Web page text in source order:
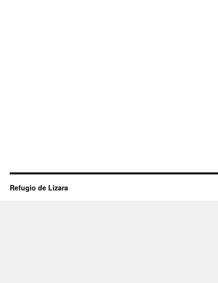
Refugio de Lizara